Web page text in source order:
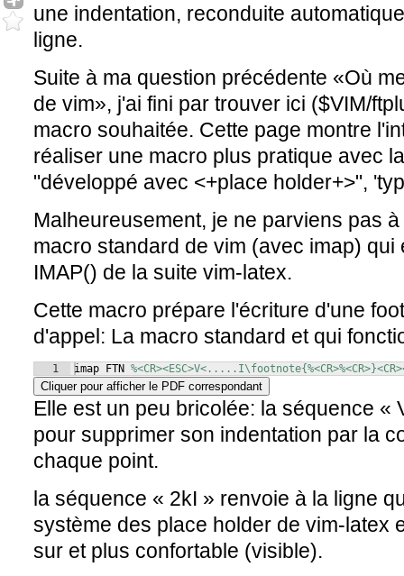
une indentation, reconduite
ligne.
Suite à ma question précédente «Où
de vim», j'ai fini par trouver ici ($VIM/
macro souhaitée. Cette page montre
réaliser une macro plus pratique avec
"développé avec <+place holder+>",
Malheureusement, je ne parviens pas
macro standard de vim (avec imap)
IMAP() de la suite vim-latex.
Cette macro prépare l'écriture d'une
d'appel: La macro standard et qui
1 imap FTN
Cliquer pour afficher le PDF correspondant
Elle est un peu bricolée: la séquence «
pour supprimer son indentation par la
chaque point.
la séquence « 2kI » renvoie à la ligne
système des place holder de vim-latex
sur et plus confortable (visible).